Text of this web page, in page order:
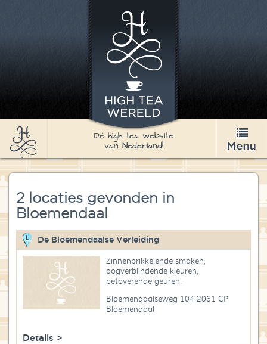
High Tea
Recepten
Nieuws & Agenda
Over High Tea Wereld
Dé high tea website
van Nederland!
2 locaties gevonden in
Bloemendaal
De Bloemendaalse Verleiding
Zinnenprikkelende smaken,
oogverblindende kleuren,
betoverende geuren.
Bloemendaalseweg 104 2061 CP
Bloemendaal
Details >